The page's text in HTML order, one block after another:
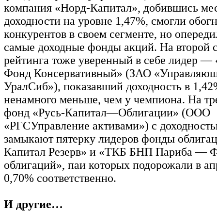
компания «Норд-Капитал», добившись
доходности на уровне 1,47%, смогли
конкурентов в своем сегменте, но
самые доходные фонды акций. На второй
рейтинга тоже уверенный в себе лидер
Фонд Консервативный» (ЗАО
УралСиб»), показавший доходность в
ненамного меньше, чем у чемпиона. На
фонд «Русь-Капитал—Облигации» (ООО
«РГСУправление активами») с
замыкают пятерку лидеров фонды
Капитал Резерв» и «ТКБ БНП Париба —
облигаций», паи которых подорожали в
0,70% соответственно.
И другие…